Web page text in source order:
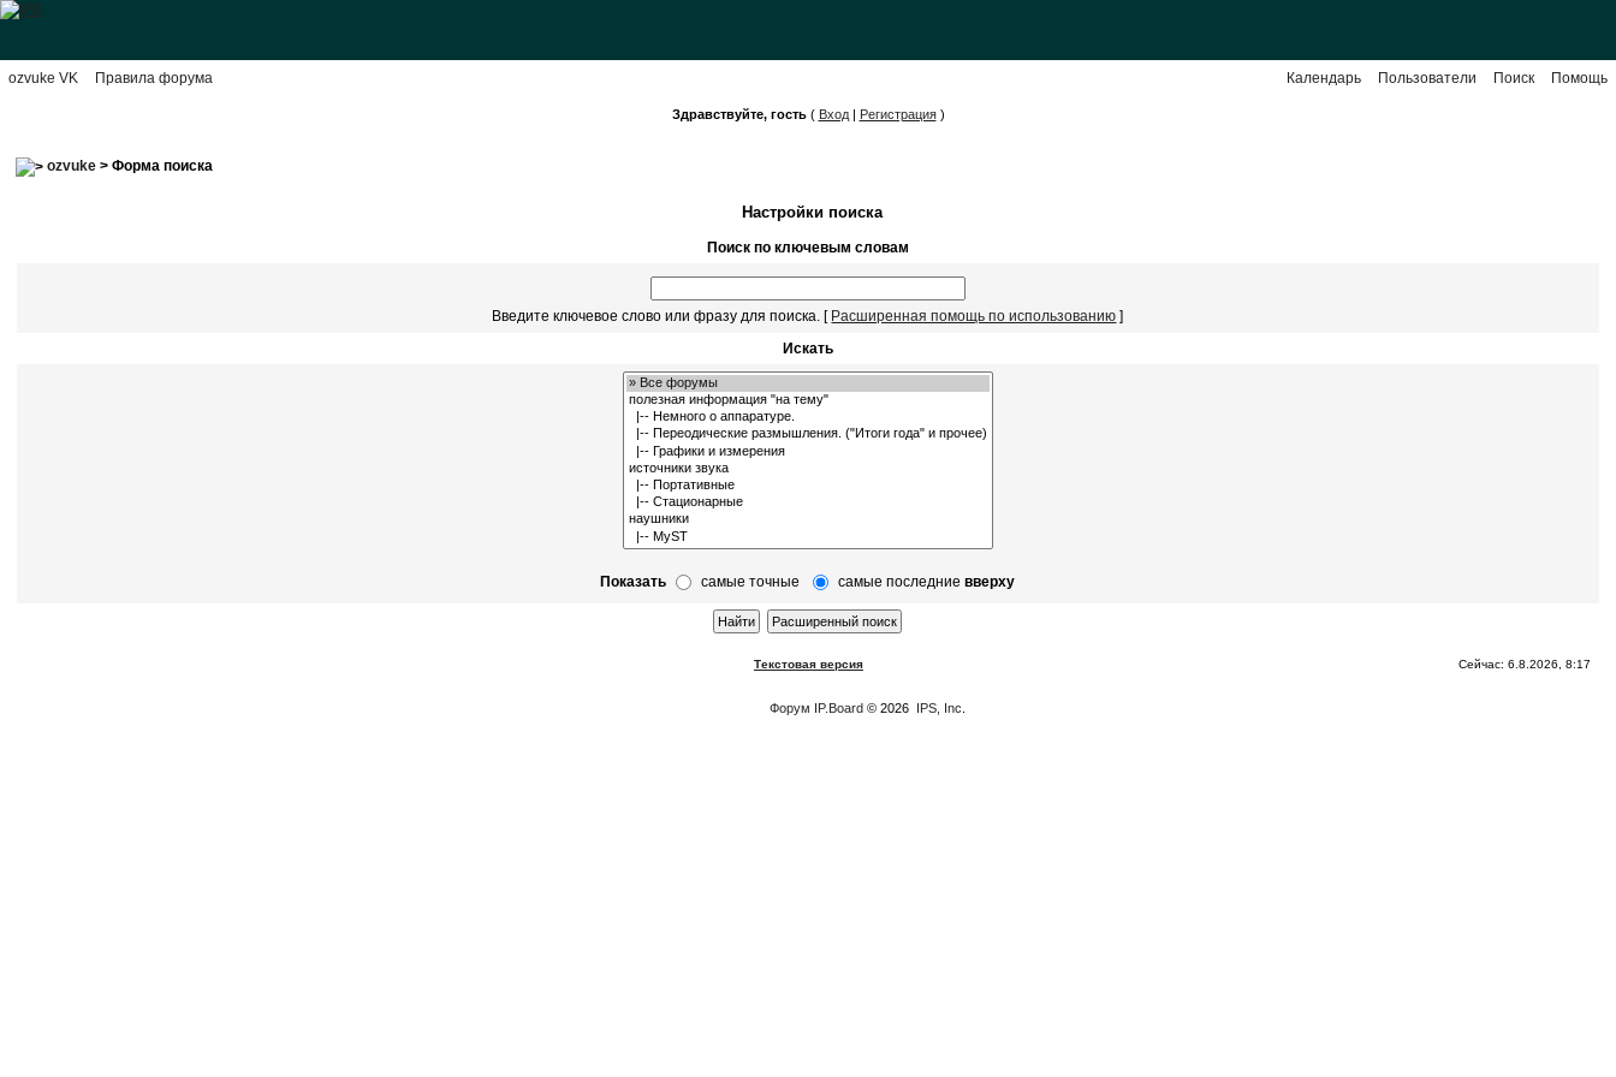
ozvuke VK Правила форума Помощь
Поиск
Пользователи
Календарь
Здравствуйте, гость( Вход| Регистрация)
ozvuke > Форма поиска
Настройки поиска
Поиск по ключевым словам
Введите ключевое слово или фразу для поиска. [ Расширенная помощь по использованию ]
Искать
Показать самые точные самые последниевверху
Текстовая версия Сейчас: 6.8.2026, 8:17
Форум IP.Board © 2026 IPS, Inc